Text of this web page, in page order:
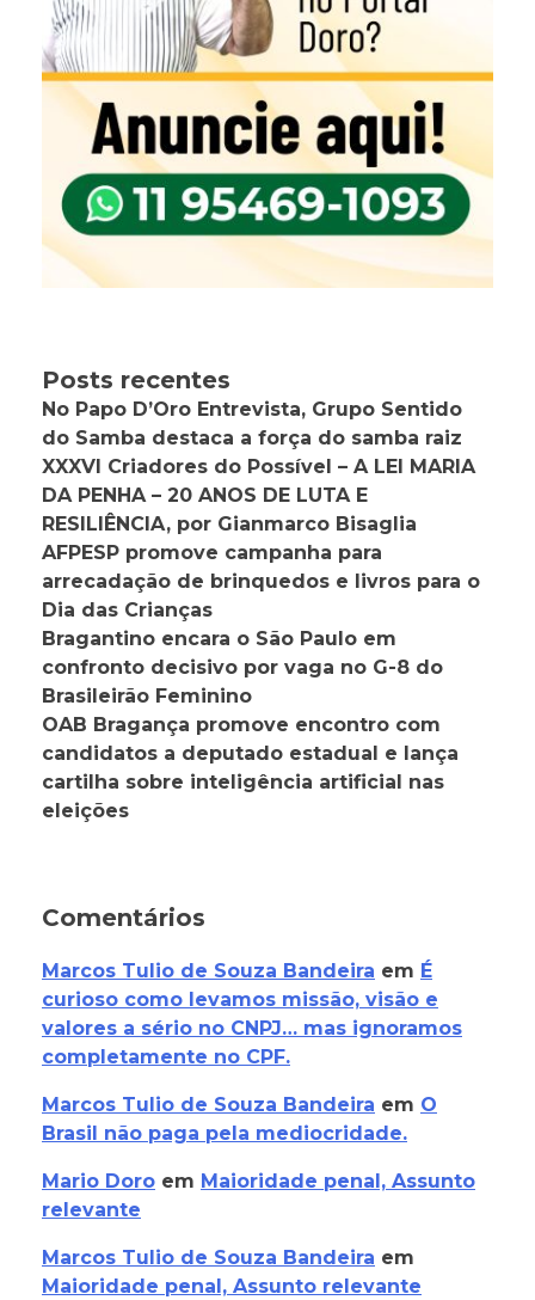
Posts recentes
No Papo D’Oro Entrevista, Grupo Sentido
do Samba destaca a força do samba raiz
XXXVI Criadores do Possível – A LEI MARIA
DA PENHA – 20 ANOS DE LUTA E
RESILIÊNCIA, por Gianmarco Bisaglia
AFPESP promove campanha para
arrecadação de brinquedos e livros para o
Dia das Crianças
Bragantino encara o São Paulo em
confronto decisivo por vaga no G-8 do
Brasileirão Feminino
OAB Bragança promove encontro com
candidatos a deputado estadual e lança
cartilha sobre inteligência artificial nas
eleições
Comentários
Marcos Tulio de Souza Bandeira em É
curioso como levamos missão, visão e
valores a sério no CNPJ… mas ignoramos
completamente no CPF.
Marcos Tulio de Souza Bandeira em O
Brasil não paga pela mediocridade.
Mario Doro em Maioridade penal, Assunto
relevante
Marcos Tulio de Souza Bandeira em
Maioridade penal, Assunto relevante